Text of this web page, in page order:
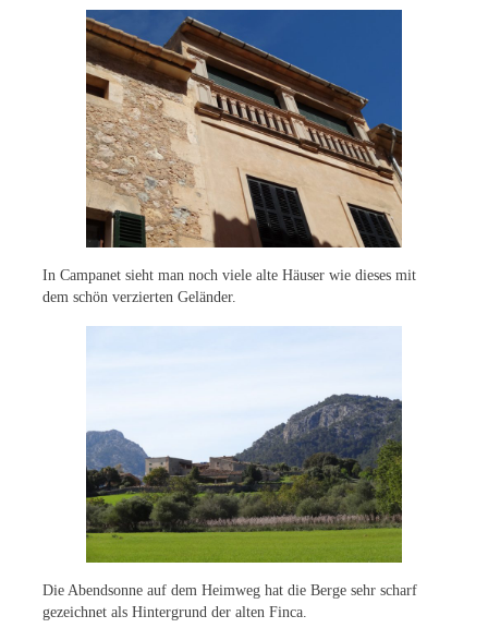
In Campanet sieht man noch viele alte Häuser wie dieses mit
dem schön verzierten Geländer.
Die Abendsonne auf dem Heimweg hat die Berge sehr scharf
gezeichnet als Hintergrund der alten Finca.